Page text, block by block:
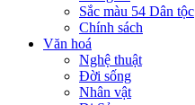
Sắc màu 54 Dân tộc
Chính sách
Văn hoá
Nghệ thuật
Đời sống
Nhân vật